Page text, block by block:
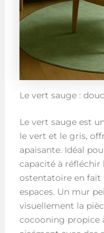
Le vert sauge :
Le vert sauge est
le vert et le gris,
apaisante. Idéal
capacité à réfléchir
ostentatoire en fait
espaces. Un mur
visuellement la
cocooning propice